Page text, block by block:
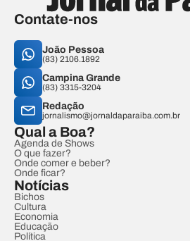
Contate-nos
João Pessoa
(83) 2106.1892
Campina Grande
(83) 3315-3204
Redação
jornalismo@jornaldaparaiba.com.br
Qual a Boa?
Agenda de Shows
O que fazer?
Onde comer e beber?
Onde ficar?
Notícias
Bichos
Cultura
Economia
Educação
Política